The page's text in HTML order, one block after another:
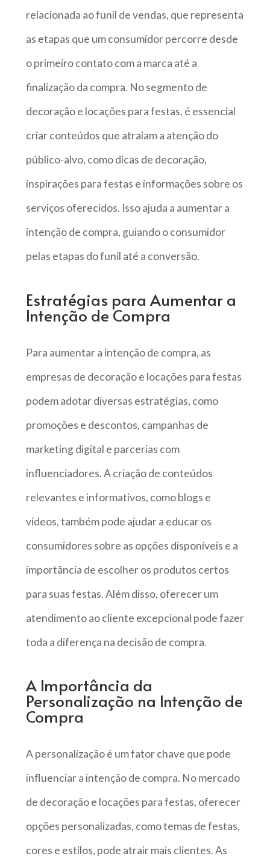
relacionada ao funil de vendas, que representa
as etapas que um consumidor percorre desde
o primeiro contato com a marca até a
finalização da compra. No segmento de
decoração e locações para festas, é essencial
criar conteúdos que atraiam a atenção do
público-alvo, como dicas de decoração,
inspirações para festas e informações sobre os
serviços oferecidos. Isso ajuda a aumentar a
intenção de compra, guiando o consumidor
pelas etapas do funil até a conversão.
Estratégias para Aumentar a
Intenção de Compra
Para aumentar a intenção de compra, as
empresas de decoração e locações para festas
podem adotar diversas estratégias, como
promoções e descontos, campanhas de
marketing digital e parcerias com
influenciadores. A criação de conteúdos
relevantes e informativos, como blogs e
vídeos, também pode ajudar a educar os
consumidores sobre as opções disponíveis e a
importância de escolher os produtos certos
para suas festas. Além disso, oferecer um
atendimento ao cliente excepcional pode fazer
toda a diferença na decisão de compra.
A Importância da
Personalização na Intenção de
Compra
A personalização é um fator chave que pode
influenciar a intenção de compra. No mercado
de decoração e locações para festas, oferecer
opções personalizadas, como temas de festas,
cores e estilos, pode atrair mais clientes. As